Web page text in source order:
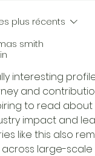
EN LIGNE
VS.
plus récents
smith
interesting
and
to read
impact and
like this also
large-scale